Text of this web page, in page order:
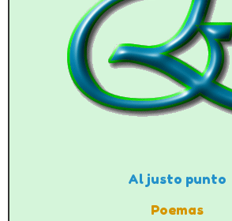
Al justo punto
Poemas